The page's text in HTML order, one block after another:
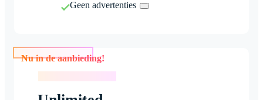
Geen advertenties
Nu in de aanbieding!